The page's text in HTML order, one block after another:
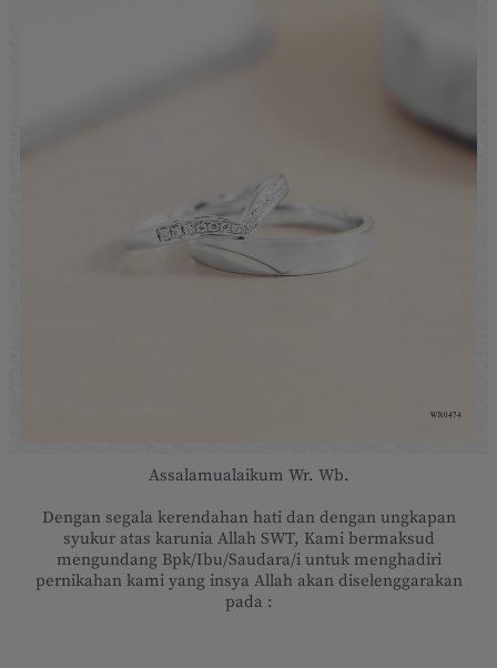
Assalamualaikum Wr. Wb.
Dengan segala kerendahan hati dan dengan ungkapan
syukur atas karunia Allah SWT, Kami bermaksud
mengundang Bpk/Ibu/Saudara/i untuk menghadiri
pernikahan kami yang insya Allah akan diselenggarakan
pada :